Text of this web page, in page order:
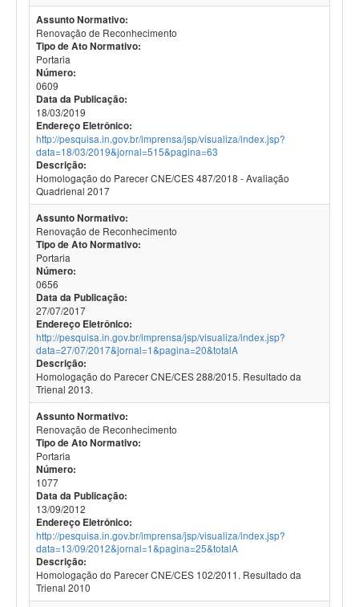
Assunto Normativo:
Renovação de Reconhecimento
Tipo de Ato Normativo:
Portaria
Número:
0609
Data da Publicação:
18/03/2019
Endereço Eletrônico:
http://pesquisa.in.gov.br/imprensa/jsp/visualiza/index.jsp?
data=18/03/2019&jornal=515&pagina=63
Descrição:
Homologação do Parecer CNE/CES 487/2018 - Avaliação
Quadrienal 2017
Assunto Normativo:
Renovação de Reconhecimento
Tipo de Ato Normativo:
Portaria
Número:
0656
Data da Publicação:
27/07/2017
Endereço Eletrônico:
http://pesquisa.in.gov.br/imprensa/jsp/visualiza/index.jsp?
data=27/07/2017&jornal=1&pagina=20&totalA
Descrição:
Homologação do Parecer CNE/CES 288/2015. Resultado da
Trienal 2013.
Assunto Normativo:
Renovação de Reconhecimento
Tipo de Ato Normativo:
Portaria
Número:
1077
Data da Publicação:
13/09/2012
Endereço Eletrônico:
http://pesquisa.in.gov.br/imprensa/jsp/visualiza/index.jsp?
data=13/09/2012&jornal=1&pagina=25&totalA
Descrição:
Homologação do Parecer CNE/CES 102/2011. Resultado da
Trienal 2010